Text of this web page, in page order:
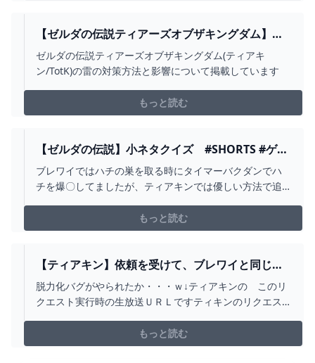
【ゼルダの伝説ティアーズオブザキングダム】雷
対策と影響【ティアキン】 ゲーム攻略サイト
ALGEST
ゼルダの伝説ティアーズオブザキングダム(ティアキ
ン/TotK)の雷の対策方法と影響について掲載しています
もっと読む
【ゼルダの伝説】小ネタクイズ #SHORTS #ゲー
ム #任天堂 #ゼルダの伝説 #ゼルダの伝説ティアー
ズオブザキングダム - YOUTUBE
ブレワイではハチの巣を取る時にタイマーバクダンでハ
チを爆〇してましたが、ティアキンでは優しい方法で追
ーーーーーーーーーーーーー使用した音素材：OtoLogic
様 (https://otologic.jp/)
もっと読む
【ティアキン】依頼を受けて、ブレワイと同じ方
法でボコ君を脱力させられるか試してみた【ドリ
カラ】【ゼルダの伝説ティアーズオブザキングダ
脱力化バグがやられたか・・・ｗ↓ティアキンの このリ
クエスト実行時の生放送ＵＲＬですティキンのリクエス
ができました。https://youtu.be/4U4JL5PFhfsリクエスト
の際には受付用動画の概要欄のテンプレートをご利用く
もっと読む